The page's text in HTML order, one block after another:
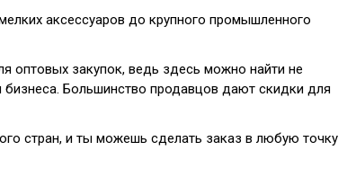
аксессуаров до крупного промышленного
оптовых закупок, ведь здесь можно найти не
Большинство продавцов дают скидки для
стран, и ты можешь сделать заказ в любую точку